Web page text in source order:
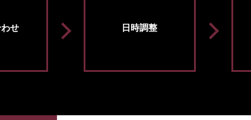
せ 日時調整